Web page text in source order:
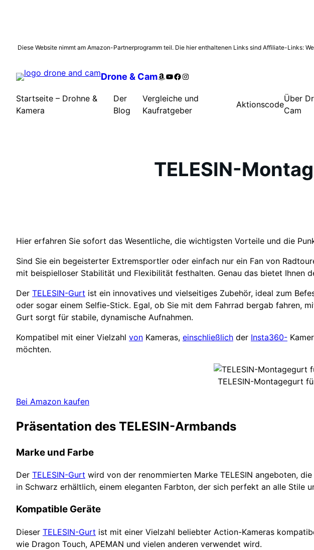
Zum
springen
Diese Website nimmt am Amazon-Partnerprogramm teil. Die hier enthaltenen Links sind Affiliate-Links:
Drone & CamAmazon
YouTube
Facebook
Instagram
Startseite – Drohne &
Kamera
Der
Blog
Vergleiche und
Kaufratgeber
Aktionscode
Über
Cam
TELESIN-
Hier erfahren Sie sofort das Wesentliche, die wichtigsten Vorteile und die
Sind Sie ein begeisterter Extremsportler oder einfach nur ein Fan von
mit beispielloser Stabilität und Flexibilität festhalten. Genau das bietet Ihnen
Der TELESIN-Gurt ist ein innovatives und vielseitiges Zubehör, ideal zum
oder sogar einem Selfie-Stick. Egal, ob Sie mit dem Fahrrad bergab fahren,
Gurt sorgt für stabile, dynamische Aufnahmen.
Kompatibel mit einer Vielzahl von Kameras, einschließlich der Insta360-
möchten.
TELESIN-Montagegurt
Bei Amazon kaufen
Präsentation des TELESIN-Armbands
Marke und Farbe
Der TELESIN-Gurt wird von der renommierten Marke TELESIN angeboten,
in Schwarz erhältlich, einem eleganten Farbton, der sich perfekt an alle Stile
Kompatible Geräte
Dieser TELESIN-Gurt ist mit einer Vielzahl beliebter Action-Kameras
wie Dragon Touch, APEMAN und vielen anderen verwendet wird.